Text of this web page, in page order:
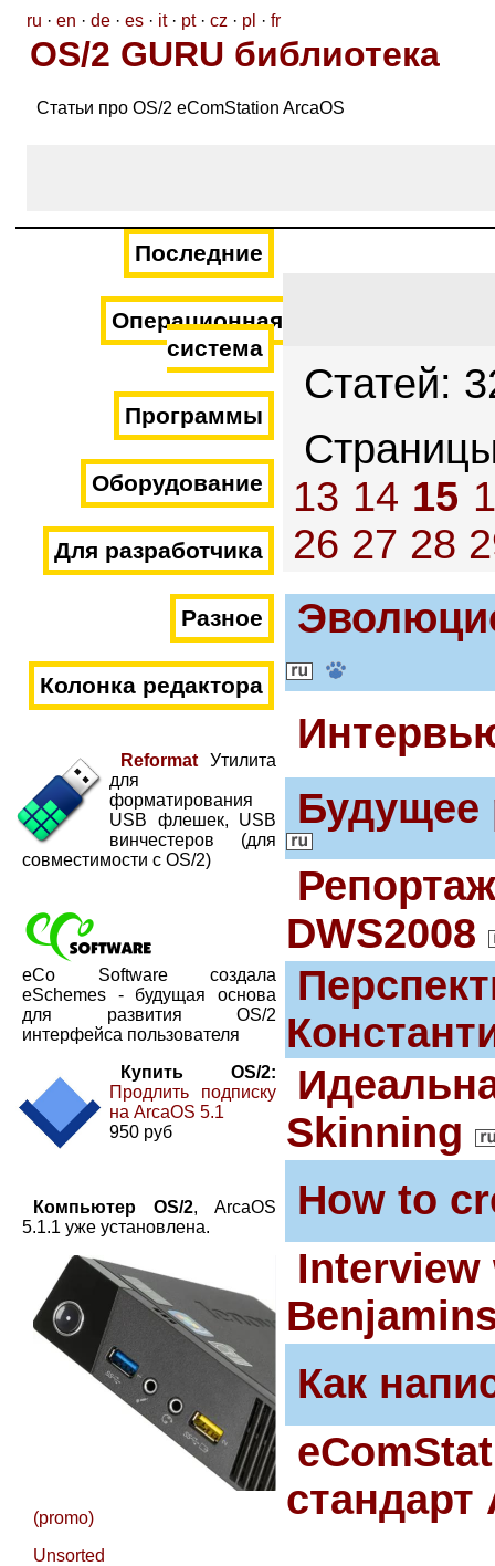
ru · en · de · es · it· pt· cz · pl · fr
OS/2 GURU библиотека
Статьи про OS/2 eComStation ArcaOS
Последние
Операционная
система
Программы
Оборудование
Для разработчика
Разное
Колонка редактора
Reformat Утилита
для
форматирования
USB флешек, USB
винчестеров (для
совместимости с OS/2)
eCo Software создала
eSchemes - будущая основа
для развития OS/2
интерфейса пользователя
Купить OS/2:
Продлить подписку
на ArcaOS 5.1
950 руб
Компьютер OS/2, ArcaOS
5.1.1 уже установлена.
(promo)
Unsorted
Статей:
13 14 15
26 27 28
Будущее
DWS2008
Skinning
How to
Как
стандарт